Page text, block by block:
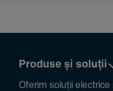
Produse și soluții
Oferim soluții electrice